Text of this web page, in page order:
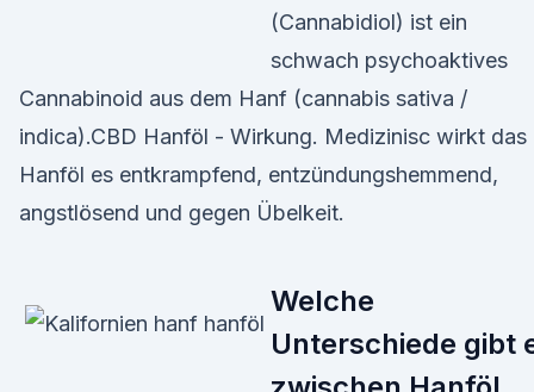
(Cannabidiol) ist ein
schwach psychoaktives
Cannabinoid aus dem Hanf (cannabis sativa /
indica).CBD Hanföl - Wirkung. Medizinisc wirkt das
Hanföl es entkrampfend, entzündungshemmend,
angstlösend und gegen Übelkeit.
Welche
Unterschiede gibt